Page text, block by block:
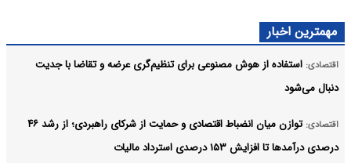
مهمترین اخبار
اقتصادی: استفاده از هوش مصنوعی برای تنظیم‌گری عرضه و تقاضا با جدیت
دنبال می‌شود
اقتصادی:
توازن میان انضباط اقتصادی و حمایت از شرکای راهبردی؛ از رشد ۴۶
درصدی درآمدها تا افزایش ۱۵۳ درصدی استرداد مالیات